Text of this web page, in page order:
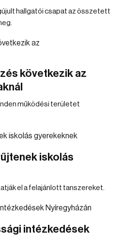
hallgatói csapat az összetett
következik az
működési területet
iskolás
el a felajánlott tanszereket.
intézkedések